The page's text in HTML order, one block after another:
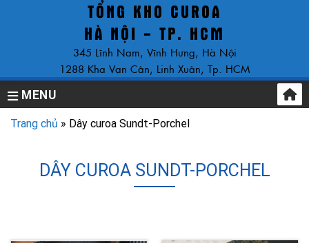
TỔNG KHO CUROA
HÀ NỘI - TP. HCM
345 Lĩnh Nam, Vĩnh Hưng, Hà Nội
1288 Kha Vạn Cân, Linh Xuân, Tp. HCM
MENU
Trang chủ » Dây curoa Sundt-Porchel
DÂY CUROA SUNDT-PORCHEL